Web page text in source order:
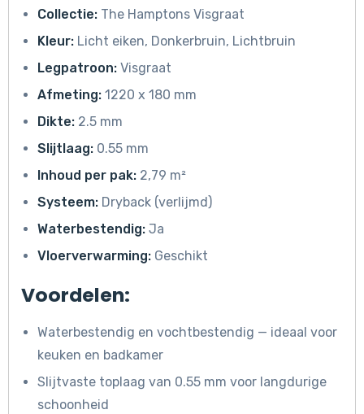
Collectie: The Hamptons Visgraat
Kleur: Licht eiken, Donkerbruin, Lichtbruin
Legpatroon: Visgraat
Afmeting: 1220 x 180 mm
Dikte: 2.5 mm
Slijtlaag: 0.55 mm
Inhoud per pak: 2,79 m²
Systeem: Dryback (verlijmd)
Waterbestendig: Ja
Vloerverwarming: Geschikt
Voordelen:
Waterbestendig en vochtbestendig — ideaal voor
keuken en badkamer
Slijtvaste toplaag van 0.55 mm voor langdurige
schoonheid